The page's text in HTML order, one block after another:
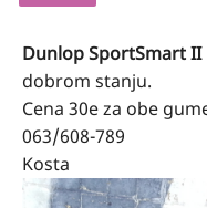
Dunlop SportSmart II
dobrom stanju.
Cena 30e za obe
063/608-789
Kosta